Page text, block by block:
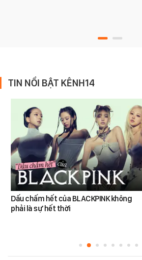
TIN NỔI BẬT KÊNH14
Dấu chấm hết của BLACKPINK không
phải là sự hết thời